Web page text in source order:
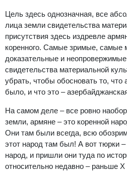
Цель здесь однозначная, все
лица земли свидетельства
присутствия здесь издревле
коренного. Самые зримые,
доказательные и
свидетельства материальной
убрать, чтобы обосновать то, что
было, и что это –
На самом деле – все ровно
земли, армяне – это коренной
Они там были всегда, всю
этот народ там был! А вот тюрки
народ, и пришли они туда по
относительно недавно – раньше